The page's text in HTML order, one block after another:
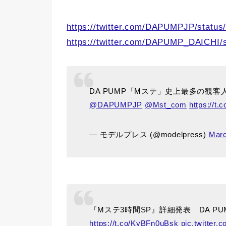
https://twitter.com/DAPUMPJP/
https://twitter.com/DAPUMP_DAICHI/
DA PUMP「Mステ」史上最多の観客
@DAPUMPJP @Mst_com https://
— モデルプレス (@modelpress)
『Mステ3時間SP』詳細発表 DA
https://t.co/KyBFn0uBsk